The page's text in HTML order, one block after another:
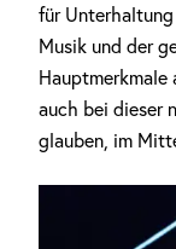
für
Musik und der
Hauptmerkmale
auch bei dieser
glauben, im